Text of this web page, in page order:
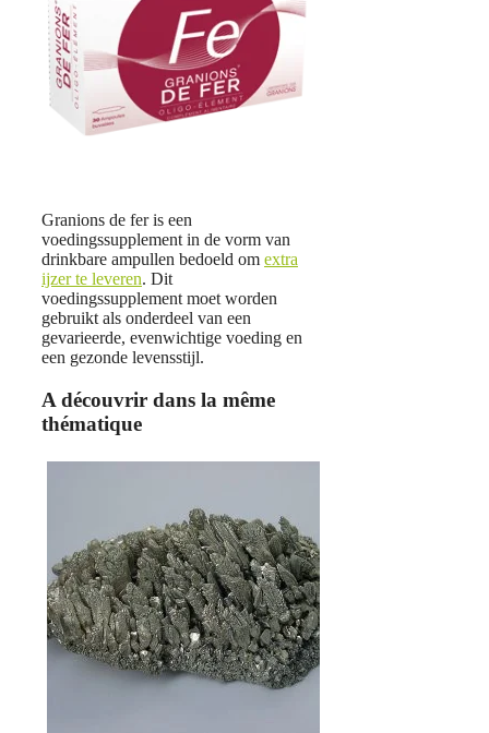
Granions de fer is een
voedingssupplement in de vorm van
drinkbare ampullen bedoeld om extra
ijzer te leveren. Dit
voedingssupplement moet worden
gebruikt als onderdeel van een
gevarieerde, evenwichtige voeding en
een gezonde levensstijl.
A découvrir dans la même
thématique